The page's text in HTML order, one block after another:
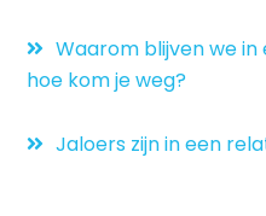
Waarom blijven we
hoe kom je weg?
Jaloers zijn in een